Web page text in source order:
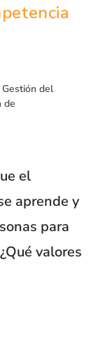
Gestión del
de
el
aprende y
para
valores